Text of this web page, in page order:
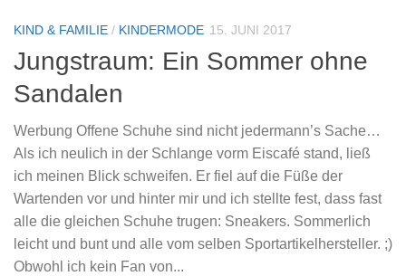
KIND & FAMILIE / KINDERMODE 15. JUNI 2017
Jungstraum: Ein Sommer ohne
Sandalen
Werbung Offene Schuhe sind nicht jedermann’s Sache…
Als ich neulich in der Schlange vorm Eiscafé stand, ließ
ich meinen Blick schweifen. Er fiel auf die Füße der
Wartenden vor und hinter mir und ich stellte fest, dass fast
alle die gleichen Schuhe trugen: Sneakers. Sommerlich
leicht und bunt und alle vom selben Sportartikelhersteller. ;)
Obwohl ich kein Fan von...